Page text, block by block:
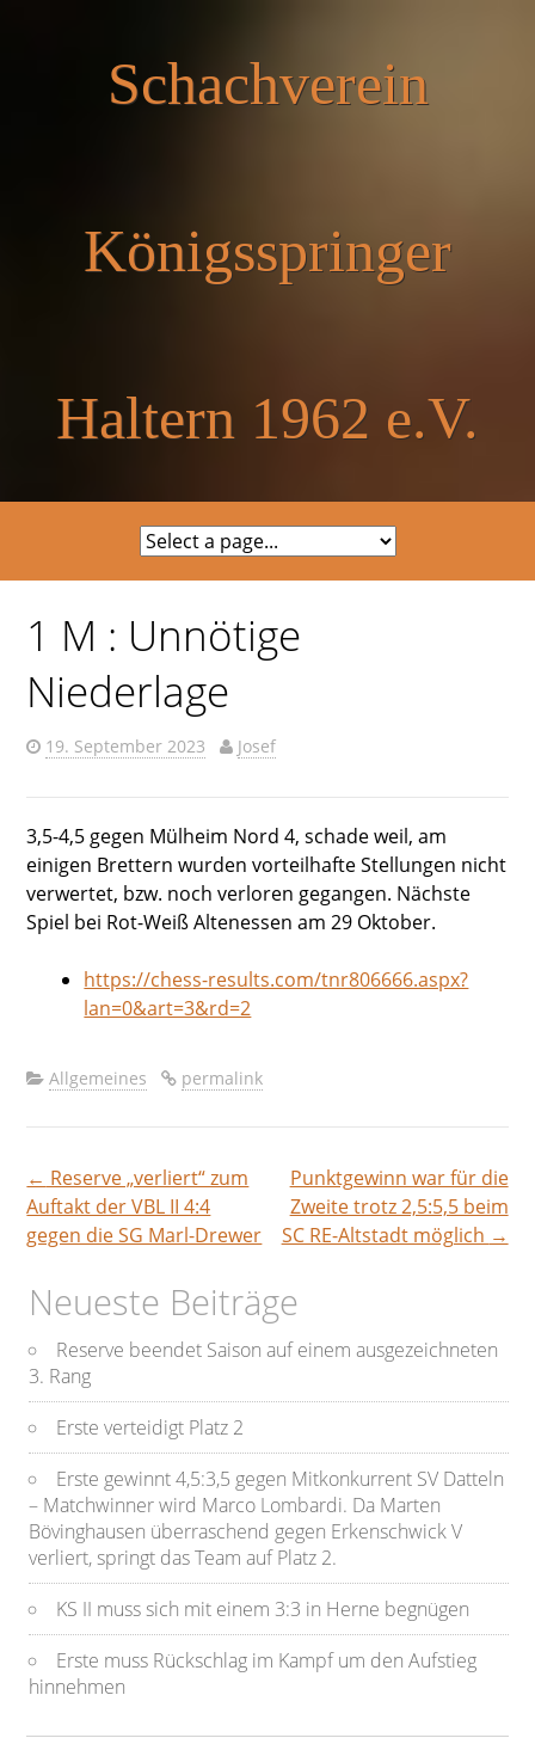
Schachverein
Königsspringer
Haltern 1962 e.V.
1 M : Unnötige
Niederlage
19. September 2023 Josef
3,5-4,5 gegen Mülheim Nord 4, schade weil, am
einigen Brettern wurden vorteilhafte Stellungen nicht
verwertet, bzw. noch verloren gegangen. Nächste
Spiel bei Rot-Weiß Altenessen am 29 Oktober.
https://chess-results.com/tnr806666.aspx?
lan=0&art=3&rd=2
Allgemeines permalink
Beitragsnavigation
← Reserve „verliert“ zum
Auftakt der VBL II 4:4
gegen die SG Marl-Drewer
Punktgewinn war für die
Zweite trotz 2,5:5,5 beim
SC RE-Altstadt möglich →
Neueste Beiträge
Reserve beendet Saison auf einem ausgezeichneten
3. Rang
Erste verteidigt Platz 2
Erste gewinnt 4,5:3,5 gegen Mitkonkurrent SV Datteln
– Matchwinner wird Marco Lombardi. Da Marten
Bövinghausen überraschend gegen Erkenschwick V
verliert, springt das Team auf Platz 2.
KS II muss sich mit einem 3:3 in Herne begnügen
Erste muss Rückschlag im Kampf um den Aufstieg
hinnehmen